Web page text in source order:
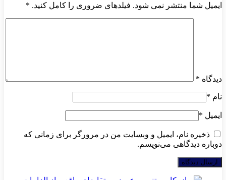
ایمیل شما منتشر نمی شود. فیلدهای ضروری را کامل کنید. *
دیدگاه *
نام *
ایمیل *
ذخیره نام، ایمیل و وبسایت من در مرورگر برای زمانی که
دوباره دیدگاهی می‌نویسم.